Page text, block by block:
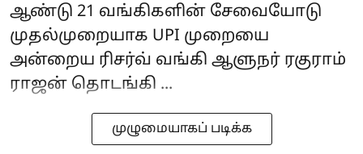
ஆண்டு 21 வங்கிகளின் சேவையோடு
முதல்முறையாக UPI முறையை
அன்றைய ரிசர்வ் வங்கி ஆளுநர் ரகுராம்
ராஜன் தொடங்கி ...
முழுமையாகப் படிக்க